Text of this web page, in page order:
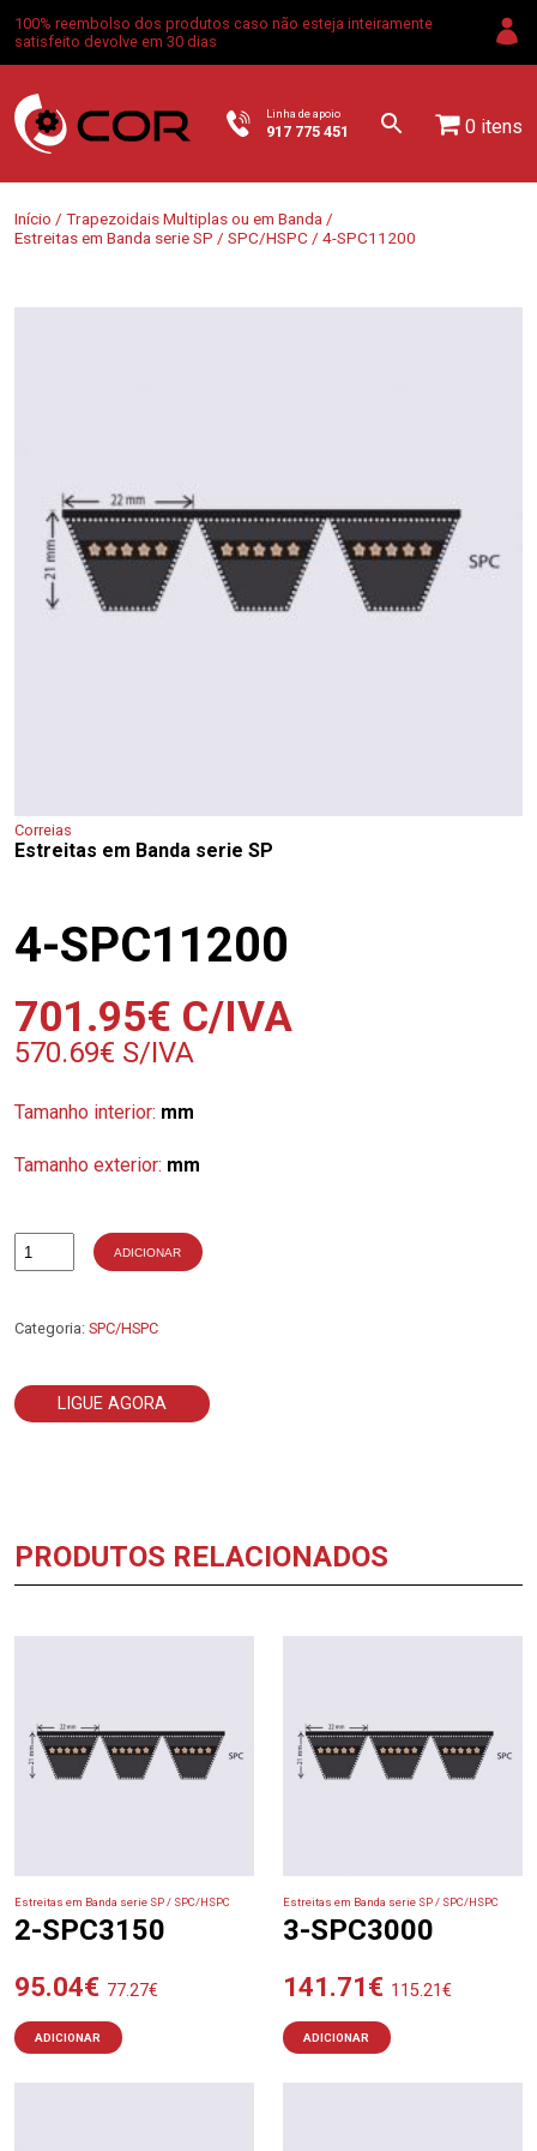
100% reembolso dos produtos caso não esteja inteiramente
satisfeito devolve em 30 dias
Linha de apoio
917 775 451 0 itens
Início / Trapezoidais Multiplas ou em Banda /
Estreitas em Banda serie SP / SPC/HSPC / 4-SPC11200
Correias
Estreitas em Banda serie SP
4-SPC11200
701.95€ C/IVA
570.69€ S/IVA
Tamanho interior: mm
Tamanho exterior: mm
Quantidade
SPC11200
ADICIONAR
Categoria: SPC/HSPC
LIGUE AGORA
PRODUTOS RELACIONADOS
Estreitas em Banda serie SP / SPC/HSPC
2-SPC3150
95.04€ 77.27€
ADICIONAR
Estreitas em Banda serie SP / SPC/HSPC
3-SPC3000
141.71€ 115.21€
ADICIONAR